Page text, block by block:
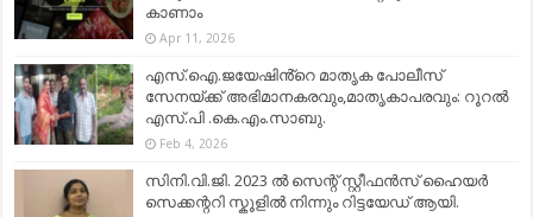
കാണാം
Apr 11, 2026
എസ്.ഐ.ജയേഷിൻ്റെ മാതൃക പോലീസ്
സേനയ്ക്ക് അഭിമാനകരവും,മാതൃകാപരവും: റൂറൽ
എസ്.പി .കെ.എം.സാബു.
Feb 4, 2026
സിനി.വി.ജി. 2023 ൽ സെന്റ് സ്റ്റീഫൻസ് ഹൈയർ
സെക്കന്ററി സ്കൂളിൽ നിന്നും റിട്ടയേഡ് ആയി.